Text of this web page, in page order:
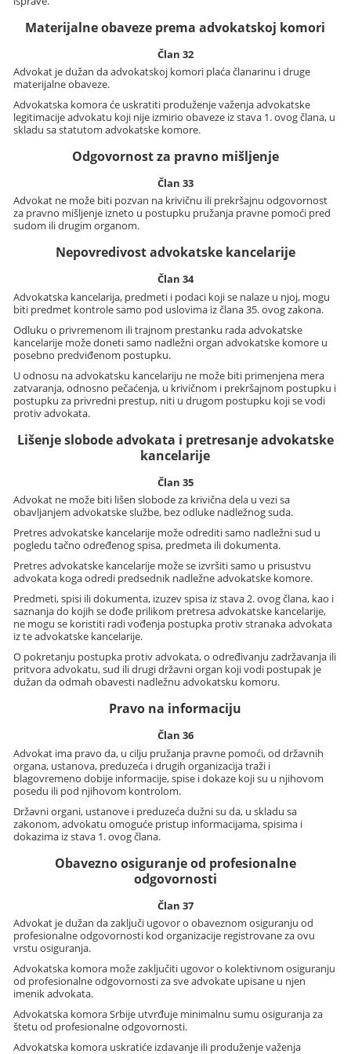
Materijalne obaveze prema advokatskoj komori
Član 32
Advokat je dužan da advokatskoj komori plaća članarinu i druge
materijalne obaveze.
Advokatska komora će uskratiti produženje važenja advokatske
legitimacije advokatu koji nije izmirio obaveze iz stava 1. ovog člana, u
skladu sa statutom advokatske komore.
Odgovornost za pravno mišljenje
Član 33
Advokat ne može biti pozvan na krivičnu ili prekršajnu odgovornost
za pravno mišljenje izneto u postupku pružanja pravne pomoći pred
sudom ili drugim organom.
Nepovredivost advokatske kancelarije
Član 34
Advokatska kancelarija, predmeti i podaci koji se nalaze u njoj, mogu
biti predmet kontrole samo pod uslovima iz člana 35. ovog zakona.
Odluku o privremenom ili trajnom prestanku rada advokatske
kancelarije može doneti samo nadležni organ advokatske komore u
posebno predviđenom postupku.
U odnosu na advokatsku kancelariju ne može biti primenjena mera
zatvaranja, odnosno pečaćenja, u krivičnom i prekršajnom postupku i
postupku za privredni prestup, niti u drugom postupku koji se vodi
protiv advokata.
Lišenje slobode advokata i pretresanje advokatske
kancelarije
Član 35
Advokat ne može biti lišen slobode za krivična dela u vezi sa
obavljanjem advokatske službe, bez odluke nadležnog suda.
Pretres advokatske kancelarije može odrediti samo nadležni sud u
pogledu tačno određenog spisa, predmeta ili dokumenta.
Pretres advokatske kancelarije može se izvršiti samo u prisustvu
advokata koga odredi predsednik nadležne advokatske komore.
Predmeti, spisi ili dokumenta, izuzev spisa iz stava 2. ovog člana, kao i
saznanja do kojih se dođe prilikom pretresa advokatske kancelarije,
ne mogu se koristiti radi vođenja postupka protiv stranaka advokata
iz te advokatske kancelarije.
O pokretanju postupka protiv advokata, o određivanju zadržavanja ili
pritvora advokatu, sud ili drugi državni organ koji vodi postupak je
dužan da odmah obavesti nadležnu advokatsku komoru.
Pravo na informaciju
Član 36
Advokat ima pravo da, u cilju pružanja pravne pomoći, od državnih
organa, ustanova, preduzeća i drugih organizacija traži i
blagovremeno dobije informacije, spise i dokaze koji su u njihovom
posedu ili pod njihovom kontrolom.
Državni organi, ustanove i preduzeća dužni su da, u skladu sa
zakonom, advokatu omoguće pristup informacijama, spisima i
dokazima iz stava 1. ovog člana.
Obavezno osiguranje od profesionalne
odgovornosti
Član 37
Advokat je dužan da zaključi ugovor o obaveznom osiguranju od
profesionalne odgovornosti kod organizacije registrovane za ovu
vrstu osiguranja.
Advokatska komora može zaključiti ugovor o kolektivnom osiguranju
od profesionalne odgovornosti za sve advokate upisane u njen
imenik advokata.
Advokatska komora Srbije utvrđuje minimalnu sumu osiguranja za
štetu od profesionalne odgovornosti.
Advokatska komora uskratiće izdavanje ili produženje važenja